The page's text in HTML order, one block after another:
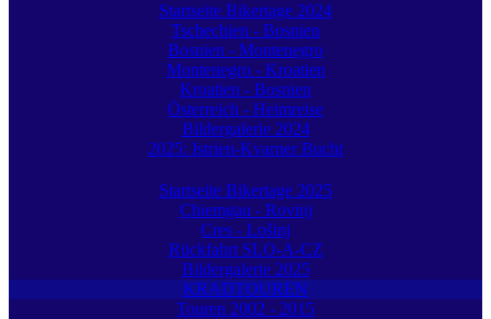
Startseite Bikertage 2024
Tschechien - Bosnien
Bosnien - Montenegro
Montenegro - Kroatien
Kroatien - Bosnien
Österreich - Heimreise
Bildergalerie 2024
2025: Istrien-Kvarner Bucht
Startseite Bikertage 2025
Chiemgau - Rovinj
Cres - Lošinj
Rückfahrt SLO-A-CZ
Bildergalerie 2025
KRADTOUREN
Touren 2002 - 2015